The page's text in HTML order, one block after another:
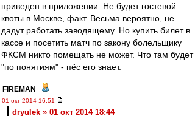
приведен в приложении. Не будет гостевой
квоты в Москве, факт. Весьма вероятно, не
дадут работать заводящему. Но купить билет в
кассе и посетить матч по закону болельщику
ФКСМ никто помещать не может. Что там будет
"по понятиям" - пёс его знает.
FIREMAN -
01 окт 2014 16:51
dryulek » 01 окт 2014 18:44